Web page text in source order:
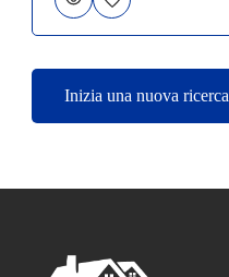
Inizia una nuova ricerca